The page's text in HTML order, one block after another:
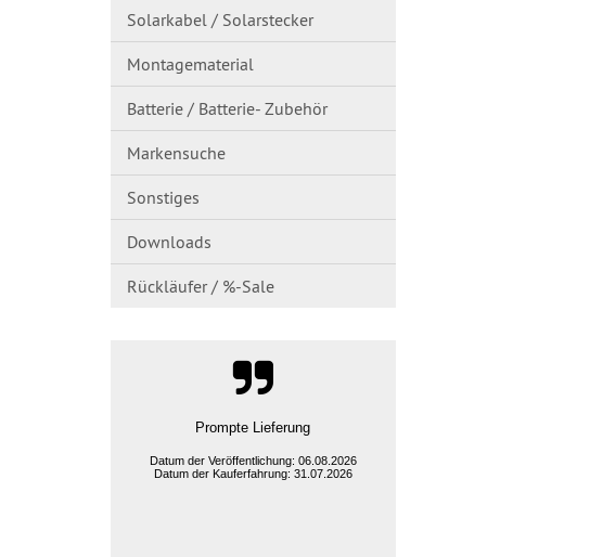
Solarkabel / Solarstecker
Montagematerial
Batterie / Batterie- Zubehör
Markensuche
Sonstiges
Downloads
Rückläufer / %-Sale
schnelle Lieferung, Preis war okay
Datum der Veröffentlichung: 06.08.2026
Datum der Kauferfahrung: 31.07.2026